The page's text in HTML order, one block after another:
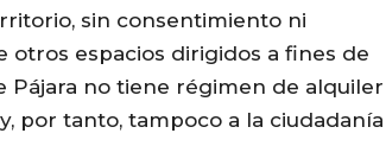
sin consentimiento ni
otros espacios dirigidos a fines de
Pájara no tiene régimen de alquiler
por tanto, tampoco a la ciudadanía